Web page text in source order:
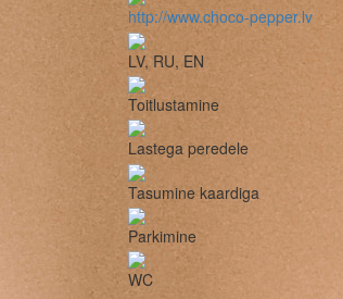
http://www.choco-pepper.lv
LV, RU, EN
Toitlustamine
Lastega peredele
Tasumine kaardiga
Parkimine
WC